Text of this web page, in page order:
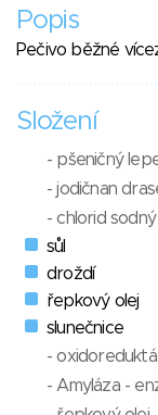
Popis
Pečivo běžné
Složení
- pšeničný
- jodičnan
- chlorid sodný
sůl
droždí
řepkový olej
slunečnice
-
- Amyláza -